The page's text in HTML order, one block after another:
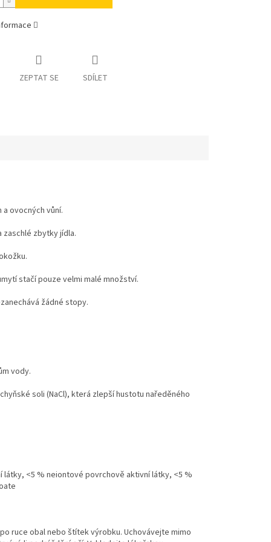
ZEPTAT SE SDÍLET
ovocných vůní.
zaschlé zbytky jídla.
stačí pouze velmi malé množství.
žádné stopy.
vody.
soli (NaCl), která zlepší hustotu naředěného
<5 % neiontové povrchově aktivní látky, <5 %
ruce obal nebo štítek výrobku. Uchovávejte mimo